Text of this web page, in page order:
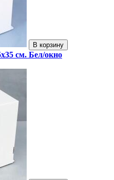
В корзину
см. Бел/окно